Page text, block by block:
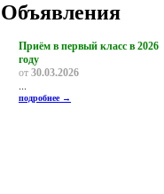
Объявления
Приём в первый класс в 2026
году
от 30.03.2026
...
подробнее →